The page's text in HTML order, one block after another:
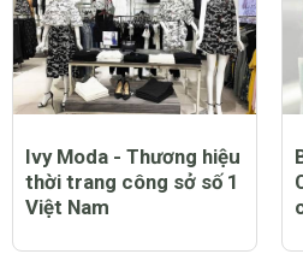
yêu làm thế nào để tìm
lại?